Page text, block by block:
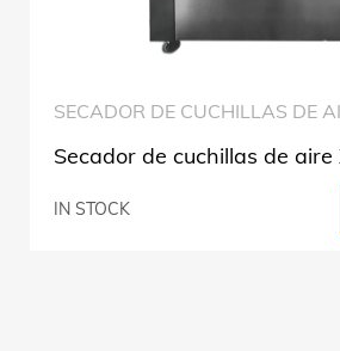
SECADOR DE CUCHILLAS DE
Secador de cuchillas de aire
IN STOCK